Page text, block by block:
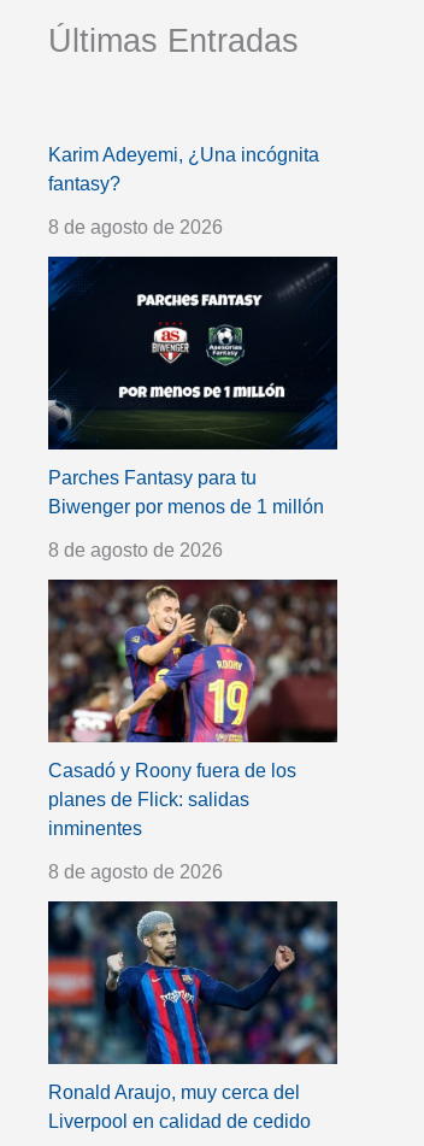
Últimas Entradas
Karim Adeyemi, ¿Una incógnita
fantasy?
8 de agosto de 2026
Parches Fantasy para tu
Biwenger por menos de 1 millón
8 de agosto de 2026
Casadó y Roony fuera de los
planes de Flick: salidas
inminentes
8 de agosto de 2026
Ronald Araujo, muy cerca del
Liverpool en calidad de cedido